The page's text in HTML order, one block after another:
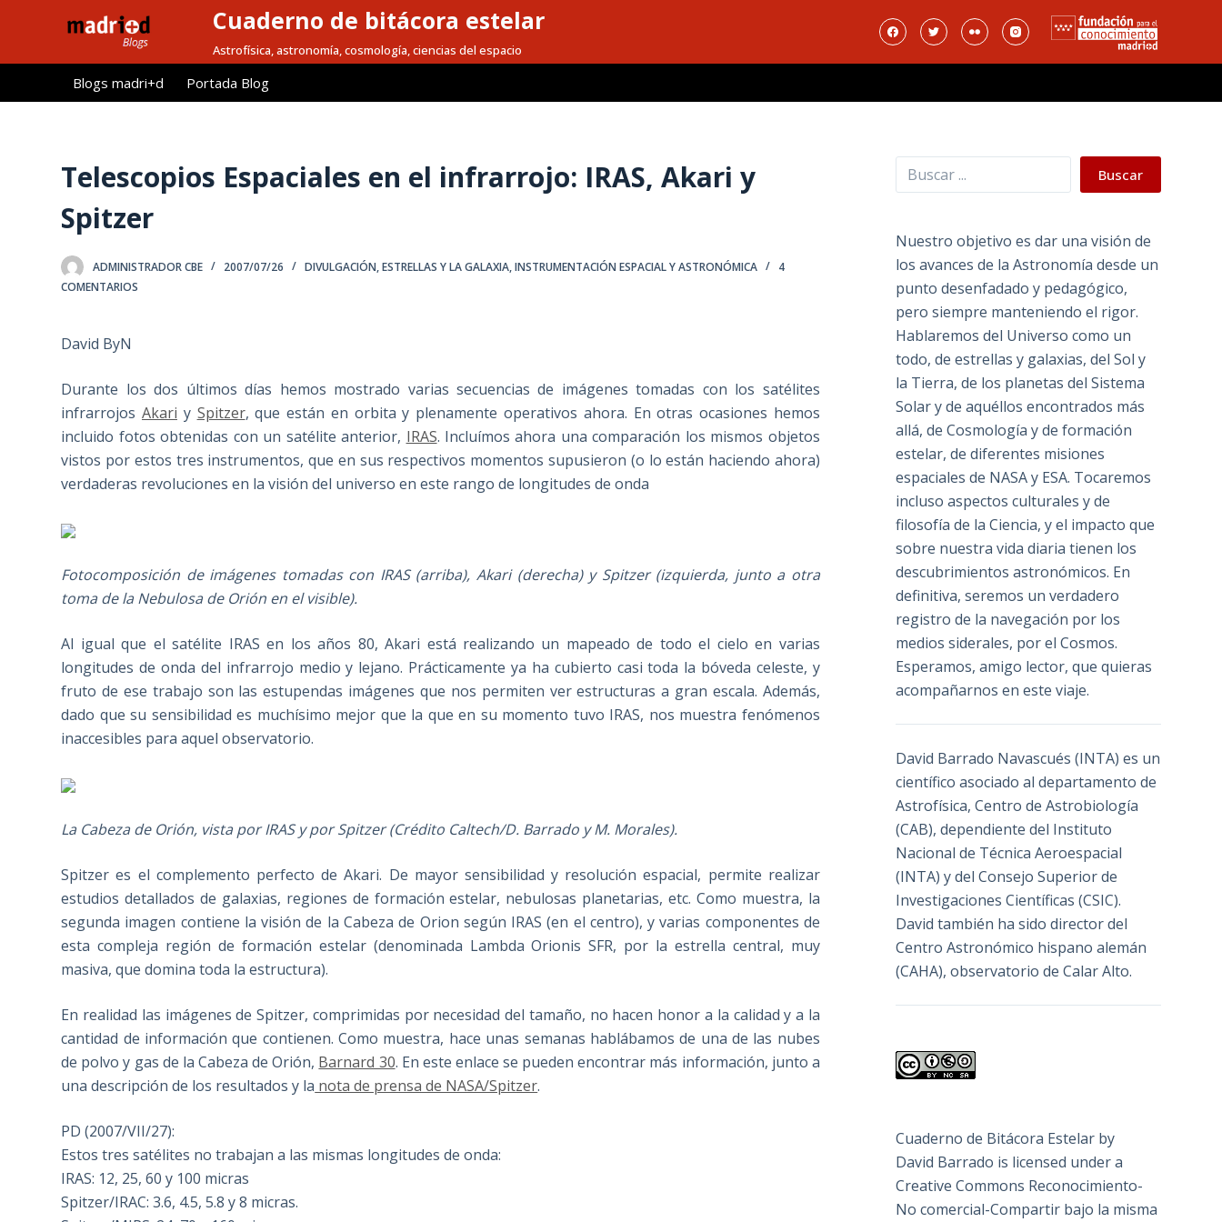
l
Cuaderno de bitácora estelar
Astrofísica, astronomía, cosmología, ciencias del espacio
Blogs madri+d Portada Blog
Telescopios Espaciales en el infrarrojo: IRAS, Akari y
Spitzer
ADMINISTRADOR CBE 2007/07/26 DIVULGACIÓN,ESTRELLAS Y LA GALAXIA,INSTRUMENTACIÓN ESPACIAL Y ASTRONÓMICA
4
COMENTARIOS
David ByN
Durante los dos últimos días hemos mostrado varias secuencias de imágenes tomadas con los satélites
infrarrojos Akari y Spitzer, que están en orbita y plenamente operativos ahora. En otras ocasiones hemos
incluido fotos obtenidas con un satélite anterior, IRAS. Incluímos ahora una comparación los mismos objetos
vistos por estos tres instrumentos, que en sus respectivos momentos supusieron (o lo están haciendo ahora)
verdaderas revoluciones en la visión del universo en este rango de longitudes de onda
Fotocomposición de imágenes tomadas con IRAS (arriba), Akari (derecha) y Spitzer (izquierda, junto a otra
toma de la Nebulosa de Orión en el visible).
Al igual que el satélite IRAS en los años 80, Akari está realizando un mapeado de todo el cielo en varias
longitudes de onda del infrarrojo medio y lejano. Prácticamente ya ha cubierto casi toda la bóveda celeste, y
fruto de ese trabajo son las estupendas imágenes que nos permiten ver estructuras a gran escala. Además,
dado que su sensibilidad es muchísimo mejor que la que en su momento tuvo IRAS, nos muestra fenómenos
inaccesibles para aquel observatorio.
La Cabeza de Orión, vista por IRAS y por Spitzer (Crédito Caltech/D. Barrado y M. Morales).
Spitzer es el complemento perfecto de Akari. De mayor sensibilidad y resolución espacial, permite realizar
estudios detallados de galaxias, regiones de formación estelar, nebulosas planetarias, etc. Como muestra, la
segunda imagen contiene la visión de la Cabeza de Orion según IRAS (en el centro), y varias componentes de
esta compleja región de formación estelar (denominada Lambda Orionis SFR, por la estrella central, muy
masiva, que domina toda la estructura).
En realidad las imágenes de Spitzer, comprimidas por necesidad del tamaño, no hacen honor a la calidad y a la
cantidad de información que contienen. Como muestra, hace unas semanas hablábamos de una de las nubes
de polvo y gas de la Cabeza de Orión, Barnard 30. En este enlace se pueden encontrar más información, junto a
una descripción de los resultados y la nota de prensa de NASA/Spitzer.
PD (2007/VII/27):
Estos tres satélites no trabajan a las mismas longitudes de onda:
IRAS: 12, 25, 60 y 100 micras
Spitzer/IRAC: 3.6, 4.5, 5.8 y 8 micras.
Buscar Buscar
Nuestro objetivo es dar una visión de
los avances de la Astronomía desde un
punto desenfadado y pedagógico,
pero siempre manteniendo el rigor.
Hablaremos del Universo como un
todo, de estrellas y galaxias, del Sol y
la Tierra, de los planetas del Sistema
Solar y de aquéllos encontrados más
allá, de Cosmología y de formación
estelar, de diferentes misiones
espaciales de NASA y ESA. Tocaremos
incluso aspectos culturales y de
filosofía de la Ciencia, y el impacto que
sobre nuestra vida diaria tienen los
descubrimientos astronómicos. En
definitiva, seremos un verdadero
registro de la navegación por los
medios siderales, por el Cosmos.
Esperamos, amigo lector, que quieras
acompañarnos en este viaje.
David Barrado Navascués (INTA) es un
científico asociado al departamento de
Astrofísica, Centro de Astrobiología
(CAB), dependiente del Instituto
Nacional de Técnica Aeroespacial
(INTA) y del Consejo Superior de
Investigaciones Científicas (CSIC).
David también ha sido director del
Centro Astronómico hispano alemán
(CAHA), observatorio de Calar Alto.
Cuaderno de Bitácora Estelar by
David Barrado is licensed under a
Creative Commons Reconocimiento-
No comercial-Compartir bajo la misma